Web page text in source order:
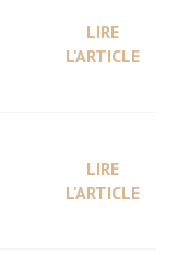
LIRE
L'ARTICLE
LIRE
L'ARTICLE